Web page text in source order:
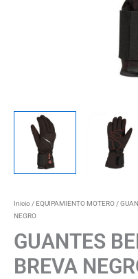
Inicio /EQUIPAMIENTO MOTERO /
NEGRO
GUANTES
BREVA